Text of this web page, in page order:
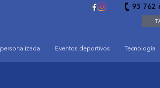
93 762
Eventos deportivos Tecnología